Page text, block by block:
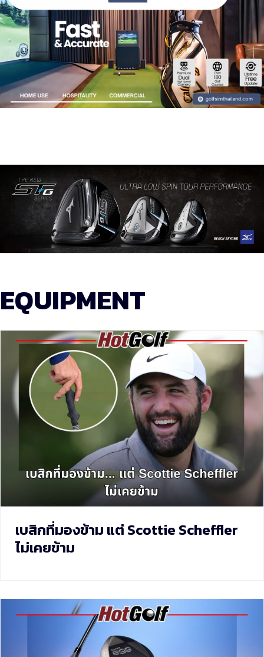
EQUIPMENT
เบสิกที่มองข้าม แต่ Scottie Scheffler
ไม่เคยข้าม